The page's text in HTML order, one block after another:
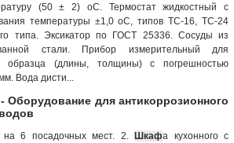
(50 ± 2) оС. Термостат жидкостный с
температуры ±1,0 оС, типов ТС-16, ТС-24
типа. Эксикатор по ГОСТ 25336. Сосуды из
стали. Прибор измерительный для
образца (длины, толщины) с погрешностью
Вода дисти...
для антикоррозионного
на 6 посадочных мест. 2.Шкафа кухонного с